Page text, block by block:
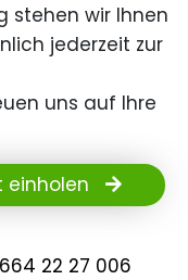
stehen wir Ihnen
jederzeit zur
uns auf Ihre
einholen
22 27 006